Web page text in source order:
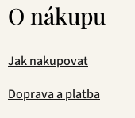
O nákupu
Jak nakupovat
Doprava a platba